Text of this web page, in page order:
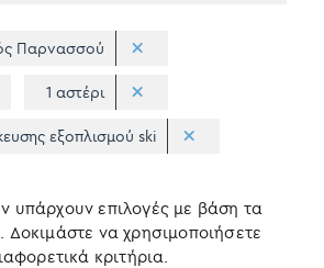
Παρνασσού
1 αστέρι
εξοπλισμού ski
υπάρχουν επιλογές με βάση τα
Δοκιμάστε να χρησιμοποιήσετε
κριτήρια.